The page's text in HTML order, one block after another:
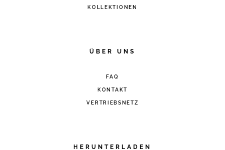
KOLLEKTIONEN
ÜBER UNS
FAQ
KONTAKT
VERTRIEBSNETZ
HERUNTERLADEN